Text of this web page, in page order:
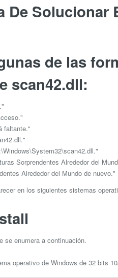
De
de las
scan42.dll:
faltante."
Sorprendentes Alrededor del
Alrededor del Mundo de nuevo."
en los siguientes sistemas
se enumera a continuación.
operativo de Windows de 32 bits